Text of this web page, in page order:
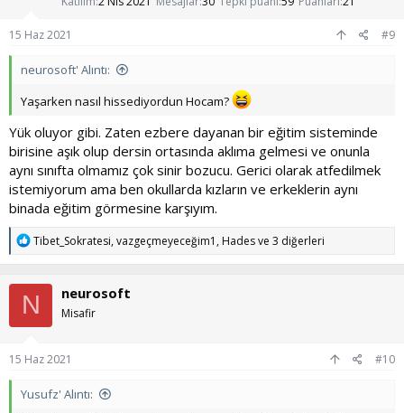
15 Haz 2021 #9
neurosoft' Alıntı:
Yaşarken nasıl hissediyordun Hocam?
Yük oluyor gibi. Zaten ezbere dayanan bir eğitim sisteminde
birisine aşık olup dersin ortasında aklıma gelmesi ve onunla
aynı sınıfta olmamız çok sinir bozucu. Gerici olarak atfedilmek
istemiyorum ama ben okullarda kızların ve erkeklerin aynı
binada eğitim görmesine karşıyım.
T
p
k
l
e
:
Tibet_Sokratesi,vazgeçmeyeceğim1 ,Hadesve 3 diğerleri
N neurosoft
Misafir
15 Haz 2021 #10
Yusufz' Alıntı: